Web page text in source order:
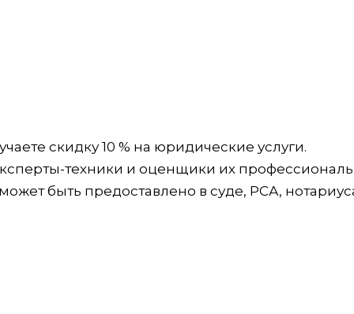
скидку 10 % на юридические услуги.
техники и оценщики их
быть предоставлено в суде, РСА,